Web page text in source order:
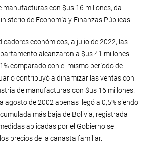
manufacturas con $us 16 millones, da
de Economía y Finanzas Públicas.
económicos, a julio de 2022, las
alcanzaron a $us 41 millones
comparado con el mismo período de
contribuyó a dinamizar las ventas con
de manufacturas con $us 16 millones.
agosto de 2002 apenas llegó a 0,5% siendo
más baja de Bolivia, registrada
aplicadas por el Gobierno se
precios de la canasta familiar.